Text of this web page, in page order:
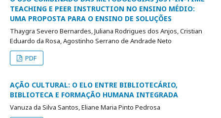
TEACHING E PEER INSTRUCTION NO ENSINO MÉDIO:
UMA PROPOSTA PARA O ENSINO DE SOLUÇÕES
Thaygra Severo Bernardes, Juliana Rodrigues dos Anjos, Cristian
Eduardo da Rosa, Agostinho Serrano de Andrade Neto
PDF
AÇÃO CULTURAL: O ELO ENTRE BIBLIOTECÁRIO,
BIBLIOTECA E FORMAÇÃO HUMANA INTEGRADA
Vanuza da Silva Santos, Eliane Maria Pinto Pedrosa